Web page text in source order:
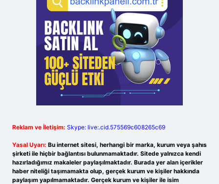
Reklam ve İletişim: Skype: live:.cid.575569c608265c69
Yasal Uyarı: Bu internet sitesi, herhangi bir marka, kurum veya şahıs
şirketi ile hiçbir bağlantısı bulunmamaktadır. Sitede yalnızca kendi
hazırladığımız makaleler paylaşılmaktadır. Burada yer alan içerikler
haber niteliği taşımamakta olup, gerçek kurum ve kişiler hakkında
paylaşım yapılmamaktadır. Gerçek kurum ve kişiler ile isim